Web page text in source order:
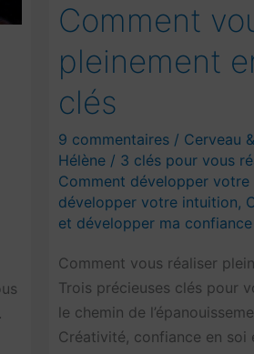
Comment
pleinement
clés
9 commentaires / Cerveau
Hélène / 3 clés pour vous
Comment développer
développer votre intuition,
et développer ma
Comment vous réaliser
Trois précieuses clés pour
le chemin de
Créativité, confiance en